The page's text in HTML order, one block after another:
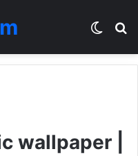
wallpaper |